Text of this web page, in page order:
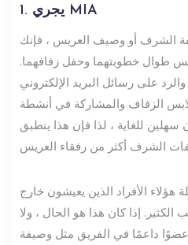
1. يجري MIA
الشرف أو وصيف العريس ، فإنك
طوال خطوبتهما وحفل زفافهما.
على رسائل البريد الإلكتروني
الزفاف والمشاركة في أنشطة
سهلين للغاية ، لذا فإن هذا ينطبق
الأفراد الذين يعيشون خارج
إذا كان هذا هو الحال ، ولا
داعمًا في الفريق مثل وصيفة